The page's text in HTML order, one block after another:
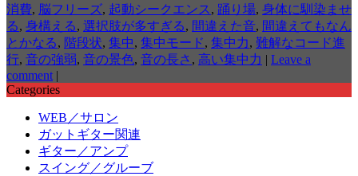
消費, 脳フリーズ, 起動シークエンス , 踊り場, 身体に馴染ませ
る, 身構える, 選択肢が多すぎる, 間違えた音, 間違えてもなん
とかなる, 階段状, 集中, 集中モード, 集中力, 難解なコード進
行, 音の強弱, 音の景色, 音の長さ , 高い集中力 | Leave a
comment |
Categories
WEB／サロン
ガットギター関連
ギター／アンプ
スイング／グルーブ